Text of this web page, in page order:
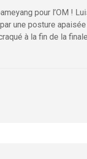
pour l’OM !
une posture
à la fin de la